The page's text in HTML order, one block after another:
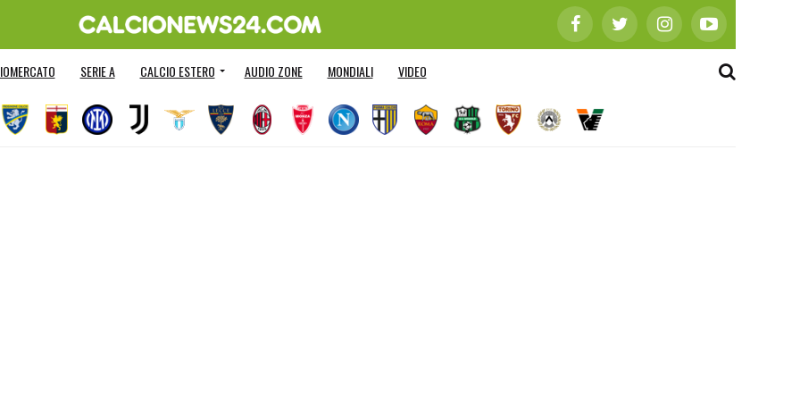
SERIE A CALCIO ESTERO AUDIO ZONE MONDIALI VIDEO